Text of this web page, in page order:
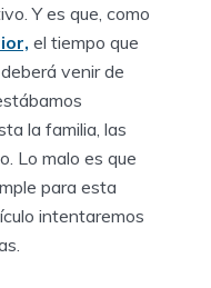
Y es que, como
el tiempo que
venir de
la familia, las
Lo malo es que
para esta
intentaremos